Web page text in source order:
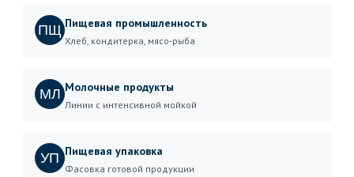
ПЩ Пищевая промышленность
Хлеб, кондитерка, мясо-рыба
МЛ Молочные продукты
Линии с интенсивной мойкой
УП Пищевая упаковка
Фасовка готовой продукции